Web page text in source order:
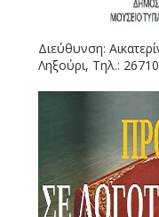
Διεύθυνση:
Ληξούρι, Τηλ.: